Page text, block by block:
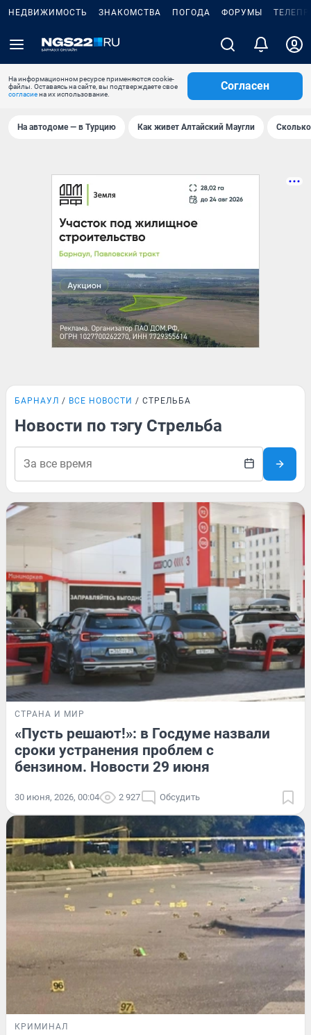
НЕДВИЖИМОСТЬ ЗНАКОМСТВА ПОГОДА ФОРУМЫ
На информационном ресурсе применяются cookie-
файлы. Оставаясь на сайте, вы подтверждаете свое
согласиена их использование.
Согласен
На автодоме — в Турцию Как живет Алтайский Маугли
БАРНАУЛ ВСЕ НОВОСТИ СТРЕЛЬБА
Новости по тэгу Стрельба
СТРАНА И МИР
«Пусть решают!»: в Госдуме назвали
сроки устранения проблем с
бензином. Новости 29 июня
30 июня, 2026, 00:04 2 927 Обсудить
КРИМИНАЛ